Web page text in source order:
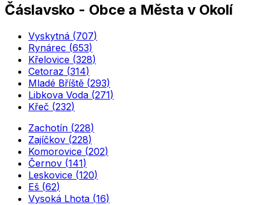
Čáslavsko - Obce a Města v Okolí
Vyskytná (707)
Rynárec (653)
Křelovice (328)
Cetoraz (314)
Mladé Bříště (293)
Libkova Voda (271)
Křeč (232)
Zachotín (228)
Zajíčkov (228)
Komorovice (202)
Černov (141)
Leskovice (120)
Eš (62)
Vysoká Lhota (16)